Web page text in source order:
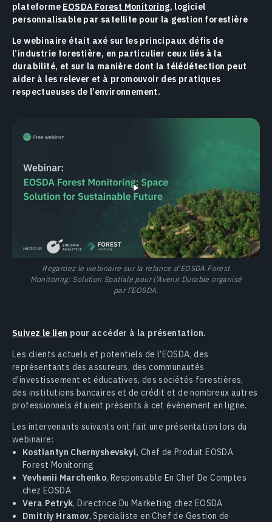
plateforme EOSDA Forest Monitoring, logiciel
personnalisable par satellite pour la gestion forestière
Le webinaire était axé sur les principaux défis de
l’industrie forestière, en particulier ceux liés à la
durabilité, et sur la manière dont la télédétection peut
aider à les relever et à promouvoir des pratiques
respectueuses de l’environnement.
Regardez le webinaire sur la relance d’EOSDA Forest
Monitoring: Solution Spatiale pour l’Avenir Durable organisé
par l’EOSDA.
Suivez le lien pour accéder à la présentation.
Les clients actuels et potentiels de l’EOSDA, des
représentants des assureurs, des communautés
d’investissement et éducatives, des sociétés forestières,
des institutions bancaires et de crédit et de nombreux autres
professionnels étaient présents à cet événement en ligne.
Les intervenants suivants ont fait une présentation lors du
webinaire:
Kostiantyn Chernyshevskyi, Chef de Produit EOSDA
Forest Monitoring
Yevhenii Marchenko, Responsable En Chef De Comptes
chez EOSDA
Vera Petryk, Directrice Du Marketing chez EOSDA
Dmitriy Hramov, Specialiste en Chef de Gestion de